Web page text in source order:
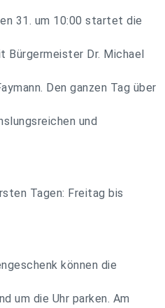
31. um 10:00 startet die
Bürgermeister Dr. Michael
Den ganzen Tag über
und
Tagen: Freitag bis
können die
um die Uhr parken. Am